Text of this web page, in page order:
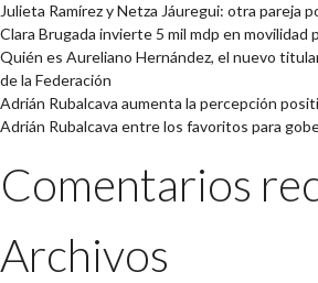
Julieta Ramírez y Netza Jáuregui: otra pareja
Clara Brugada invierte 5 mil mdp en movilidad
Quién es Aureliano Hernández, el nuevo
de la Federación
Adrián Rubalcava aumenta la percepción
Adrián Rubalcava entre los favoritos para
Comentarios
Archivos